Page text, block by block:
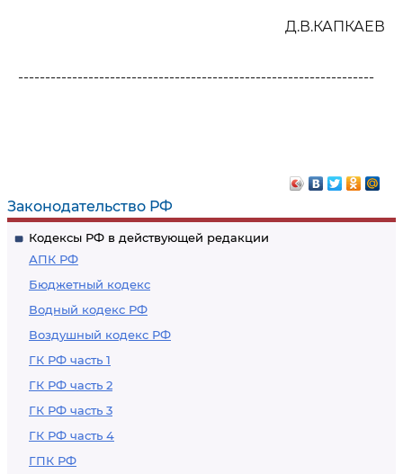
Законодательство РФ
Кодексы РФ в действующей редакции
АПК РФ
Бюджетный кодекс
Водный кодекс РФ
Воздушный кодекс РФ
ГК РФ часть 1
ГК РФ часть 2
ГК РФ часть 3
ГК РФ часть 4
ГПК РФ
Д.В.КАПКАЕВ
------------------------------------------------------------------